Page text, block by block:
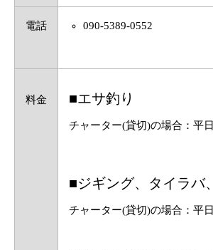
電話 090-5389-0552
料金 ■エサ釣り
チャーター(貸切)の場合：平
■ジギング、タイラバ
チャーター(貸切)の場合：平